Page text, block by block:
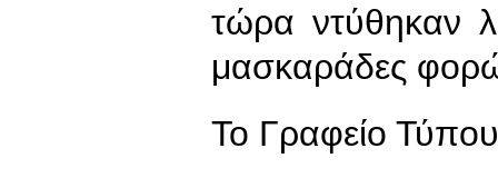
τώρα ντύθηκαν
μασκαράδες
To Γραφείο Τύπου